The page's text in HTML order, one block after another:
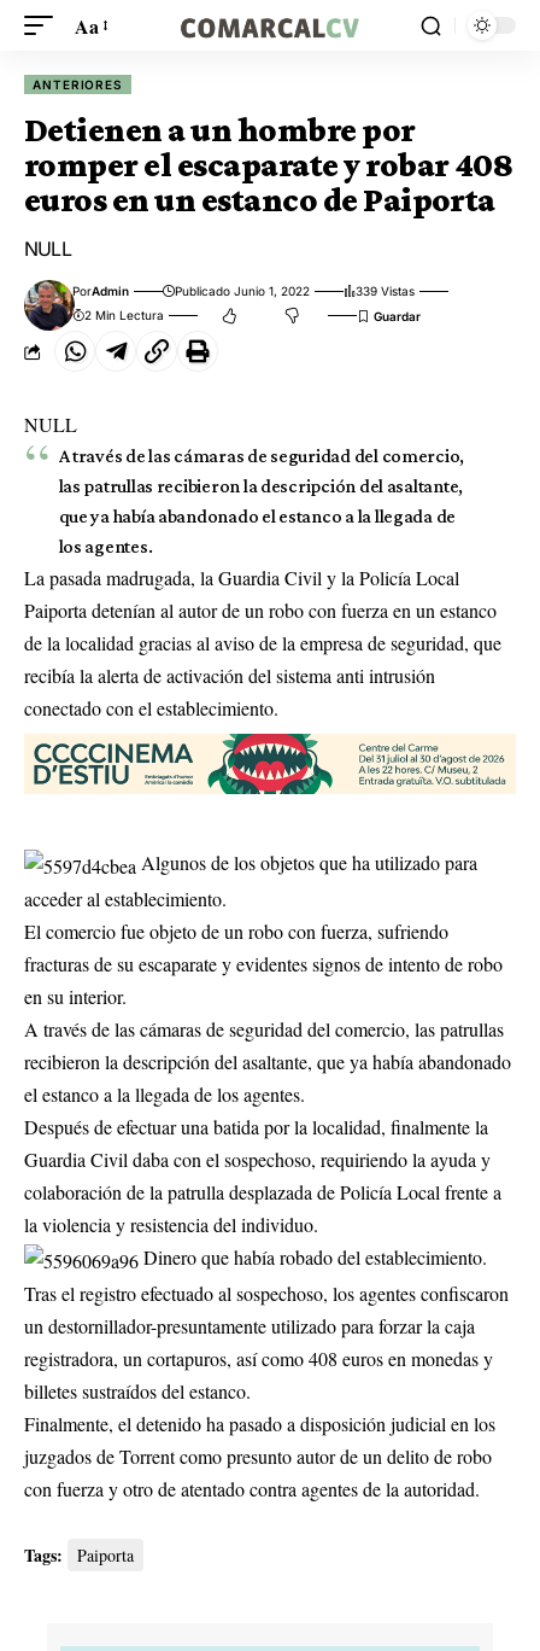
Aa
ANTERIORES
Detienen a un hombre por
romper el escaparate y robar 408
euros en un estanco de Paiporta
NULL
PorAdmin Publicado Junio 1, 2022
339 Vistas
2 Min Lectura
NULL
A través de las cámaras de seguridad del comercio,
las patrullas recibieron la descripción del asaltante,
que ya había abandonado el estanco a la llegada de
los agentes.
La pasada madrugada, la Guardia Civil y la Policía Local
Paiporta detenían al autor de un robo con fuerza en un estanco
de la localidad gracias al aviso de la empresa de seguridad, que
recibía la alerta de activación del sistema anti intrusión
conectado con el establecimiento.
Algunos de los objetos que ha utilizado para
acceder al establecimiento.
El comercio fue objeto de un robo con fuerza, sufriendo
fracturas de su escaparate y evidentes signos de intento de robo
en su interior.
A través de las cámaras de seguridad del comercio, las patrullas
recibieron la descripción del asaltante, que ya había abandonado
el estanco a la llegada de los agentes.
Después de efectuar una batida por la localidad, finalmente la
Guardia Civil daba con el sospechoso, requiriendo la ayuda y
colaboración de la patrulla desplazada de Policía Local frente a
la violencia y resistencia del individuo.
Dinero que había robado del establecimiento.
Tras el registro efectuado al sospechoso, los agentes confiscaron
un destornillador-presuntamente utilizado para forzar la caja
registradora, un cortapuros, así como 408 euros en monedas y
billetes sustraídos del estanco.
Finalmente, el detenido ha pasado a disposición judicial en los
juzgados de Torrent como presunto autor de un delito de robo
con fuerza y otro de atentado contra agentes de la autoridad.
Tags: Paiporta